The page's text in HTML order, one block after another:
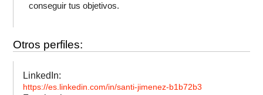
conseguir tus objetivos.
Otros perfiles:
LinkedIn:
https://es.linkedin.com/in/santi-jimenez-b1b72b3